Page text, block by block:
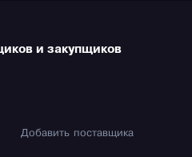
и закупщиков
Добавить поставщика